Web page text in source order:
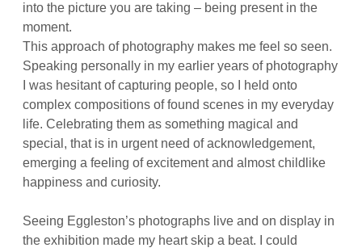
into the picture you are taking – being present in the
moment.
This approach of photography makes me feel so seen.
Speaking personally in my earlier years of photography
I was hesitant of capturing people, so I held onto
complex compositions of found scenes in my everyday
life. Celebrating them as something magical and
special, that is in urgent need of acknowledgement,
emerging a feeling of excitement and almost childlike
happiness and curiosity.
Seeing Eggleston’s photographs live and on display in
the exhibition made my heart skip a beat. I could